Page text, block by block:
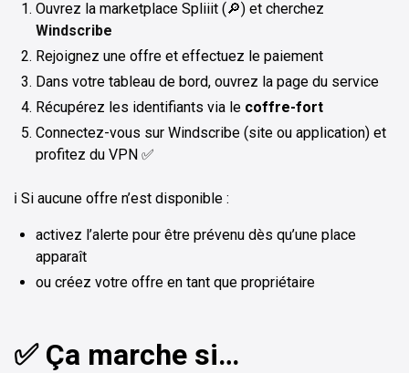
Ouvrez la marketplace Spliiit (🔎) et cherchez
Windscribe
Rejoignez une offre et effectuez le paiement
Dans votre tableau de bord, ouvrez la page du service
Récupérez les identifiants via le coffre-fort
Connectez-vous sur Windscribe (site ou application) et
profitez du VPN ✅
ℹ️ Si aucune offre n’est disponible :
activez l’alerte pour être prévenu dès qu’une place
apparaît
ou créez votre offre en tant que propriétaire
✅ Ça marche si…